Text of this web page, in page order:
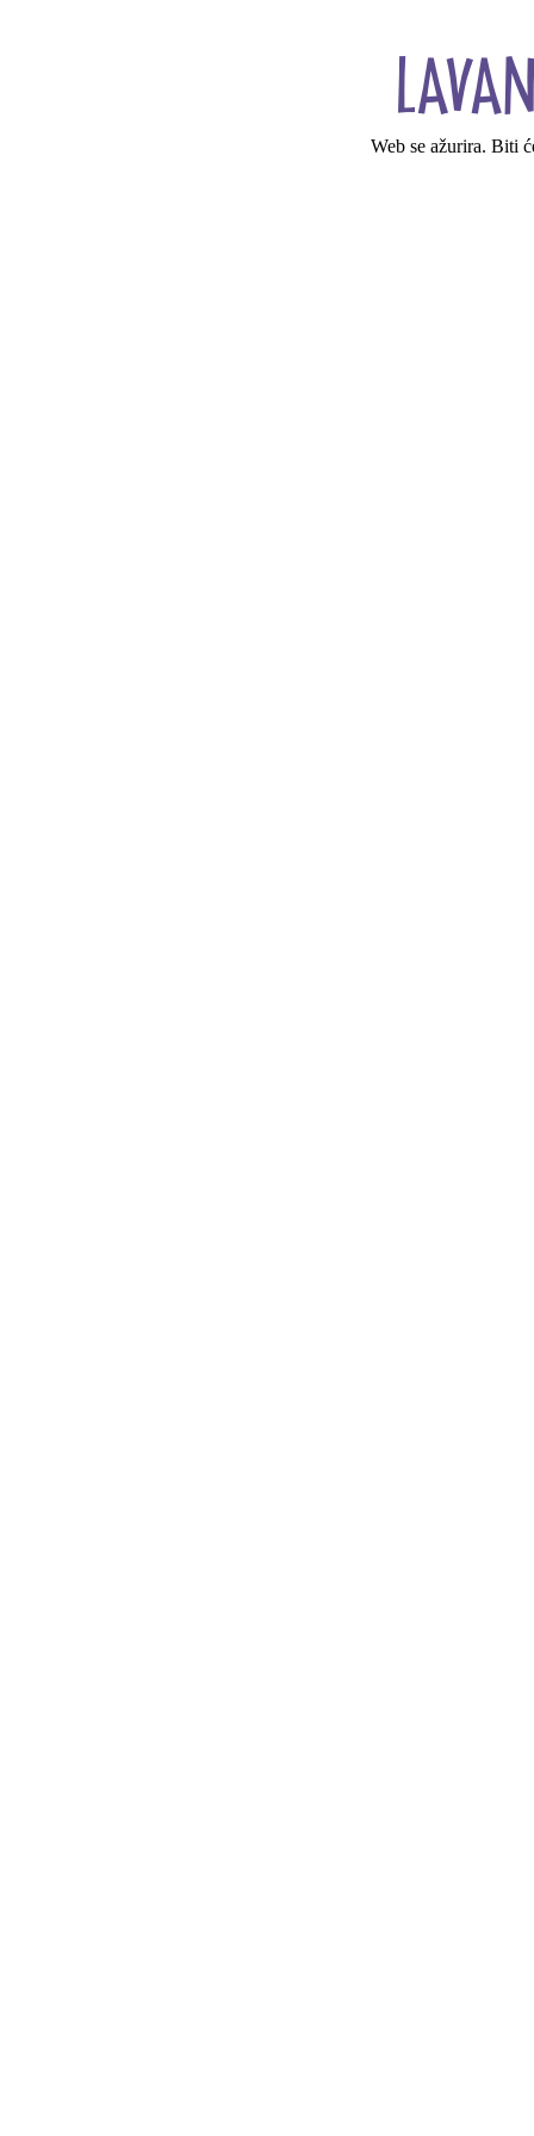
Web se ažurira. Biti